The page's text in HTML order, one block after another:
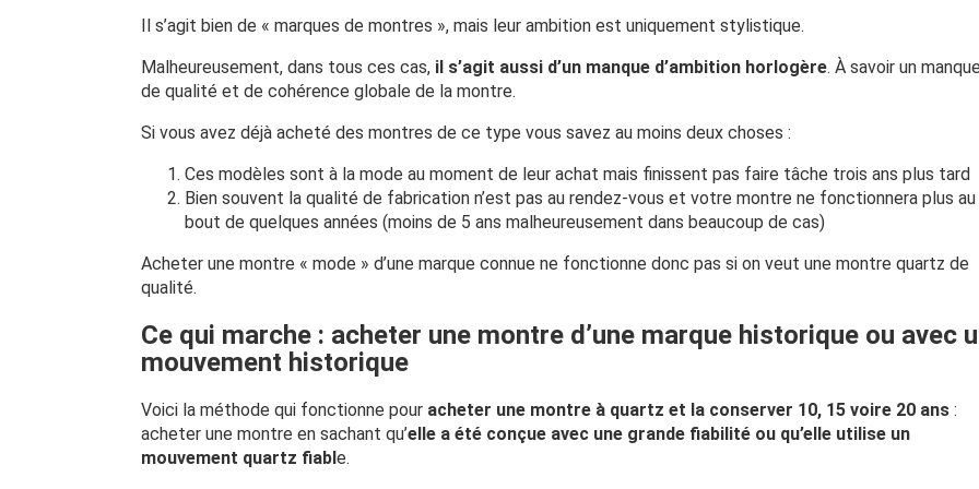
Il s’agit bien de « marques de montres », mais leur ambition est uniquement stylistique.
Malheureusement, dans tous ces cas, il s’agit aussi d’un manque d’ambition horlogère. À savoir un
de qualité et de cohérence globale de la montre.
Si vous avez déjà acheté des montres de ce type vous savez au moins deux choses :
Ces modèles sont à la mode au moment de leur achat mais finissent pas faire tâche trois ans plus tard
Bien souvent la qualité de fabrication n’est pas au rendez-vous et votre montre ne fonctionnera plus au
bout de quelques années (moins de 5 ans malheureusement dans beaucoup de cas)
Acheter une montre « mode » d’une marque connue ne fonctionne donc pas si on veut une montre quartz de
qualité.
Ce qui marche : acheter une montre d’une marque historique ou avec
mouvement historique
Voici la méthode qui fonctionne pour acheter une montre à quartz et la conserver 10, 15 voire 20 ans :
acheter une montre en sachant qu’elle a été conçue avec une grande fiabilité ou qu’elle utilise un
mouvement quartz fiable.